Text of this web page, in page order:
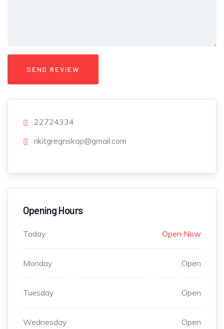
22724334
rikitgregnskap@gmail.com
Opening Hours
Today Open Now
Monday Open
Tuesday Open
Wednesday Open